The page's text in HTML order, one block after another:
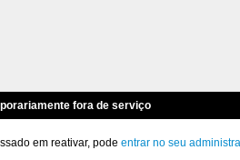
fora de serviço
em reativar, pode entrar no seu